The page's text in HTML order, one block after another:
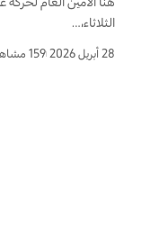
الثلاثاء،…
28 أبريل 2026 159 مشاهدات